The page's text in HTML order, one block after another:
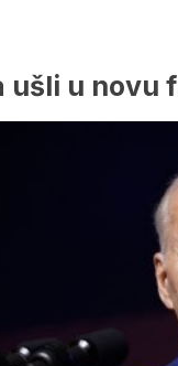
ušli u novu